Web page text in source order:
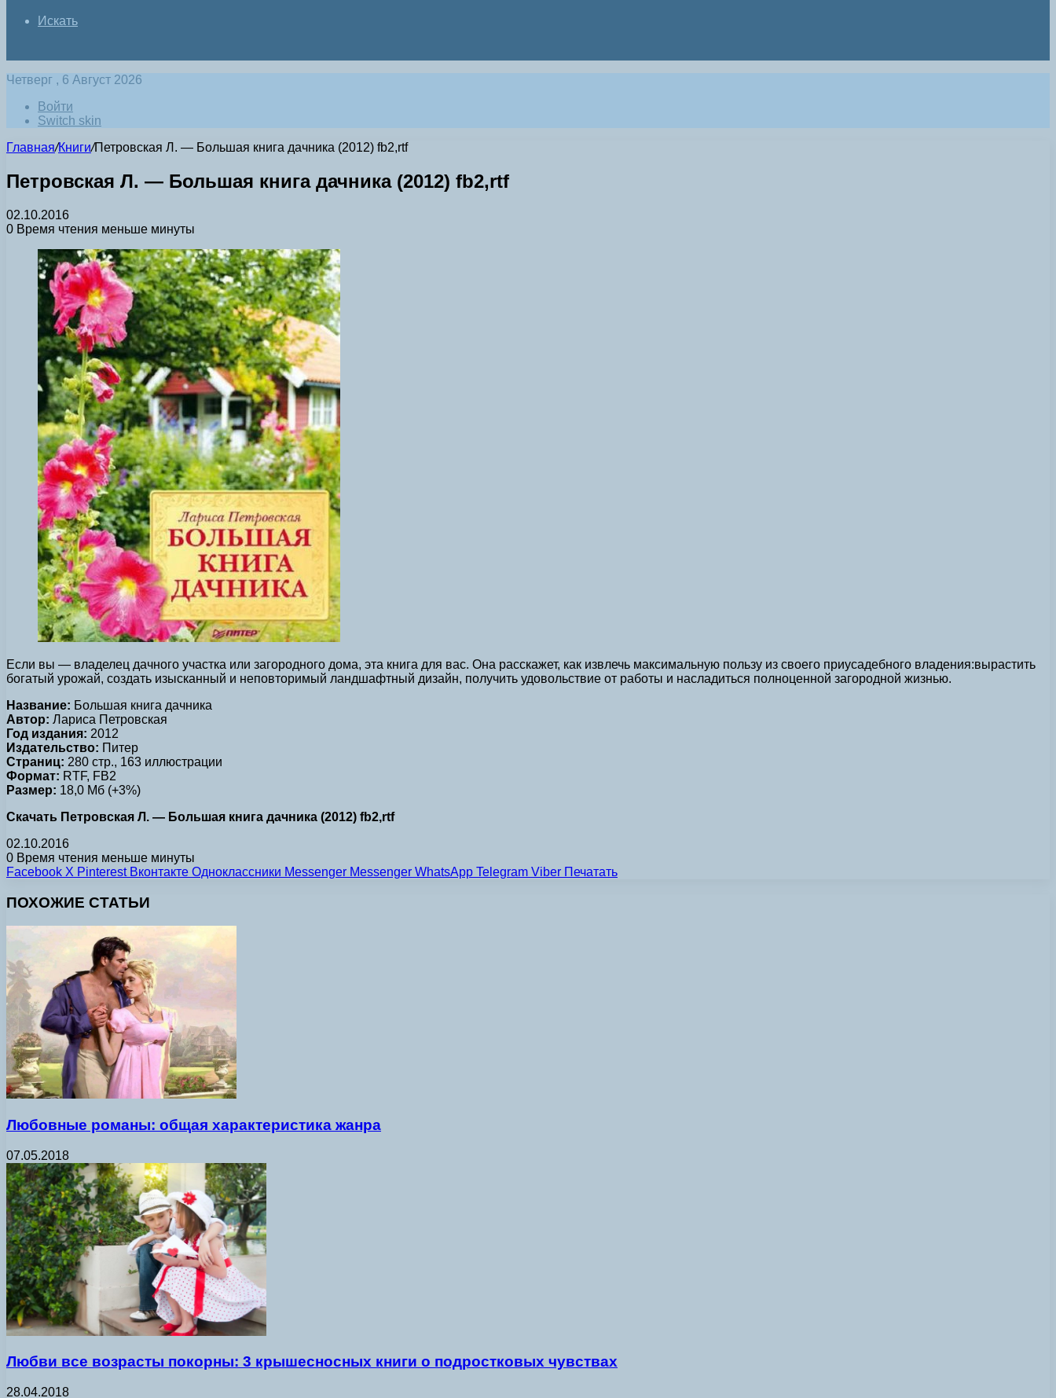
Искать
Четверг , 6 Август 2026
Войти
Switch skin
Главная/Книги/Петровская Л. — Большая книга дачника (2012) fb2,rtf
Петровская Л. — Большая книга дачника (2012) fb2,rtf
02.10.2016
0 Время чтения меньше минуты
Если вы — владелец дачного участка или загородного дома, эта книга для вас. Она расскажет, как извлечь максимальную пользу из своего приусадебного владения:вырастить
богатый урожай, создать изысканный и неповторимый ландшафтный дизайн, получить удовольствие от работы и насладиться полноценной загородной жизнью.
Название: Большая книга дачника
Автор: Лариса Петровская
Год издания: 2012
Издательство: Питер
Страниц: 280 стр., 163 иллюстрации
Формат: RTF, FB2
Размер: 18,0 Мб (+3%)
Скачать Петровская Л. — Большая книга дачника (2012) fb2,rtf
02.10.2016
0 Время чтения меньше минуты
Facebook X Pinterest Вконтакте Одноклассники Messenger Messenger WhatsApp Telegram Viber Печатать
ПОХОЖИЕ СТАТЬИ
Любовные романы: общая характеристика жанра
07.05.2018
Любви все возрасты покорны: 3 крышесносных книги о подростковых чувствах
28.04.2018